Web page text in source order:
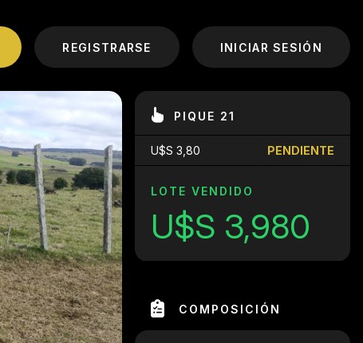
REGISTRARSE INICIAR SESIÓN
PIQUE 21
U$S 3,80 PENDIENTE
LOTE VENDIDO
U$S 3,980
COMPOSICIÓN